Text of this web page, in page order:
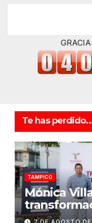
Te has
TAMPICO
Mónica
al Centro